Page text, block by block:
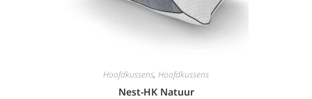
Hoofdkussens, Hoofdkussens
Nest-HK Natuur